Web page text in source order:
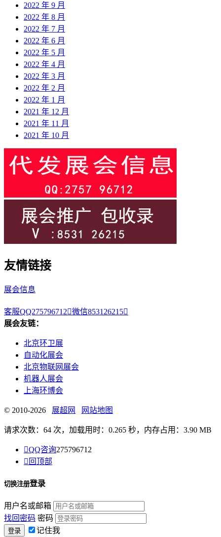
2022 年 9 月
2022 年 8 月
2022 年 7 月
2022 年 6 月
2022 年 5 月
2022 年 4 月
2022 年 3 月
2022 年 2 月
2022 年 1 月
2021 年 12 月
2021 年 11 月
2021 年 10 月
友情链接
展会信息
客服QQ275796712微信853126215
展会友链：
北京环卫展
自动化展会
北京物联网展会
机器人展会
上海环博会
© 2010-2026 展超网 网站地图
请求次数：64 次，加载用时：0.265 秒，内存占用：3.90 MB
QQ咨询275796712
 回顶部
切换注册登录
用户名或邮箱
找回密码 密码
记住我